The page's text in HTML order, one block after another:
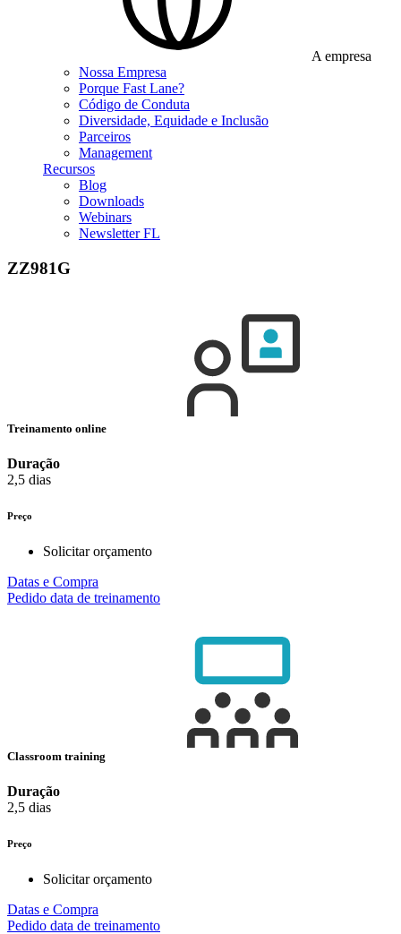
A empresa
Nossa Empresa
Porque Fast Lane?
Código de Conduta
Diversidade, Equidade e Inclusão
Parceiros
Management
Recursos
Blog
Downloads
Webinars
Newsletter FL
ZZ981G
Treinamento online
Duração
2,5 dias
Preço
Solicitar orçamento
Datas e Compra
Pedido data de treinamento
Classroom training
Duração
2,5 dias
Preço
Solicitar orçamento
Datas e Compra
Pedido data de treinamento